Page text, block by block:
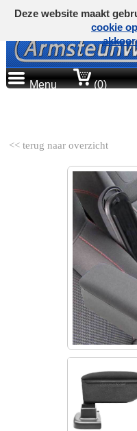
Menu (0)
<< terug naar overzicht
Deze website maakt
cookie